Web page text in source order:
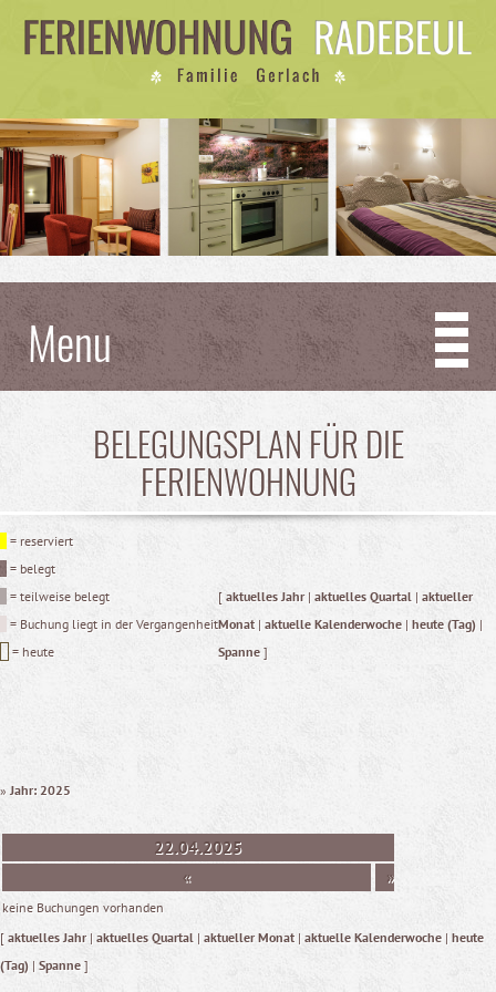
Menu
BELEGUNGSPLAN FÜR DIE
FERIENWOHNUNG
= reserviert
= belegt
= teilweise belegt
= Buchung liegt in der Vergangenheit
= heute
[ aktuelles Jahr| aktuelles Quartal | aktueller
Monat| aktuelle Kalenderwoche | heute (Tag) |
Spanne ]
» Jahr: 2025
22.04.2025
«
»
keine Buchungen vorhanden
[ aktuelles Jahr| aktuelles Quartal | aktueller Monat | aktuelle Kalenderwoche | heute
(Tag) | Spanne ]